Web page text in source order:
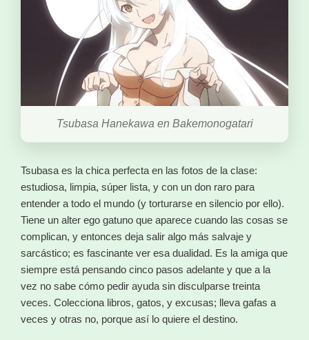
Tsubasa Hanekawa en Bakemonogatari
Tsubasa es la chica perfecta en las fotos de la clase:
estudiosa, limpia, súper lista, y con un don raro para
entender a todo el mundo (y torturarse en silencio por ello).
Tiene un alter ego gatuno que aparece cuando las cosas se
complican, y entonces deja salir algo más salvaje y
sarcástico; es fascinante ver esa dualidad. Es la amiga que
siempre está pensando cinco pasos adelante y que a la
vez no sabe cómo pedir ayuda sin disculparse treinta
veces. Colecciona libros, gatos, y excusas; lleva gafas a
veces y otras no, porque así lo quiere el destino.